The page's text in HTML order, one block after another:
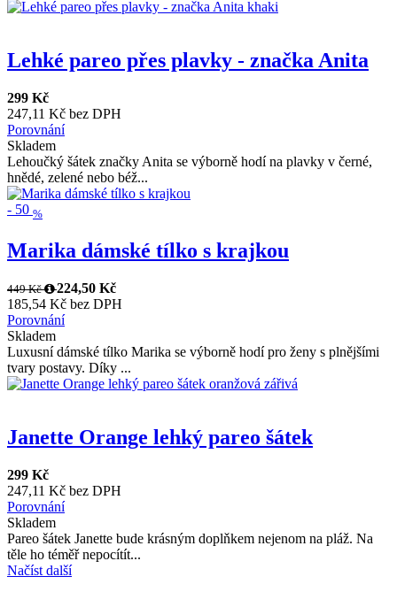
Lehké pareo přes plavky - značka Anita
299 Kč
247,11 Kč bez DPH
Porovnání
Skladem
Lehoučký šátek značky Anita se výborně hodí na plavky v černé,
hnědé, zelené nebo béž...
- 50 %
Marika dámské tílko s krajkou
449 Kč
224,50 Kč
185,54 Kč bez DPH
Porovnání
Skladem
Luxusní dámské tílko Marika se výborně hodí pro ženy s plnějšími
tvary postavy. Díky ...
Janette Orange lehký pareo šátek
299 Kč
247,11 Kč bez DPH
Porovnání
Skladem
Pareo šátek Janette bude krásným doplňkem nejenom na pláž. Na
těle ho téměř nepocítít...
Načíst další